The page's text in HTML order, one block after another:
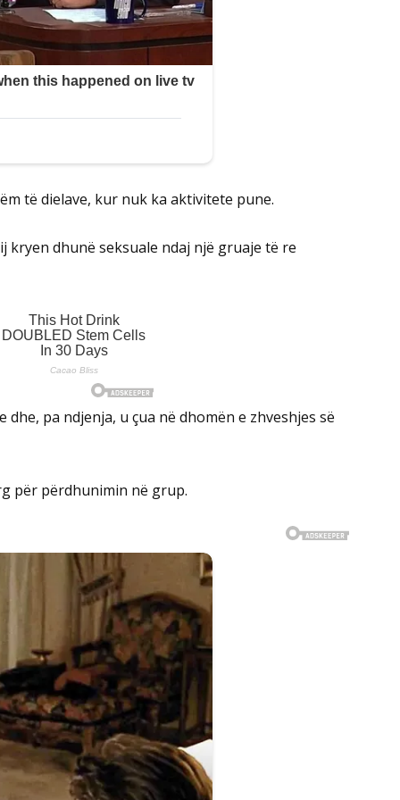
të dielave, kur nuk ka aktivitete pune.
kryen dhunë seksuale ndaj një gruaje të re
pa ndjenja, u çua në dhomën e zhveshjes së
për përdhunimin në grup.